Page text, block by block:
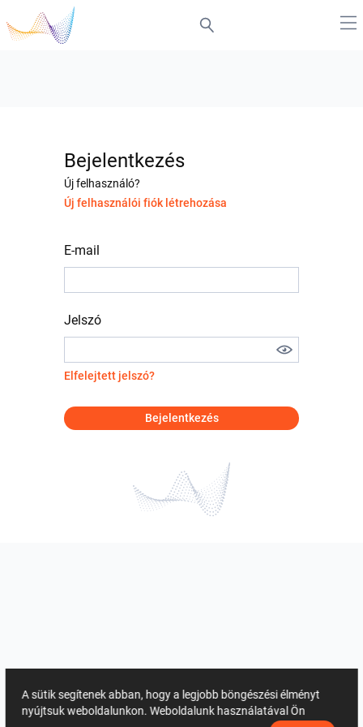
Bejelentkezés
Új felhasználó?
Új felhasználói fiók létrehozása
E-mail
Jelszó
Elfelejtett jelszó?
Bejelentkezés
A sütik segítenek abban, hogy a legjobb böngészési élményt
nyújtsuk weboldalunkon. Weboldalunk használatával Ön